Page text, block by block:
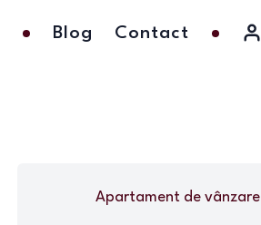
Blog Contact
Apartamentde vânzare